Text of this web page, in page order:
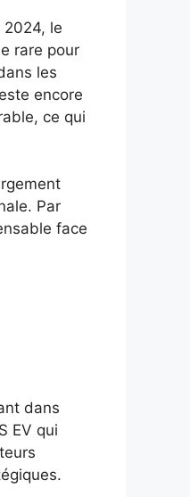
2024, le
rare pour
les
encore
ce qui
Par
face
dans
EV qui